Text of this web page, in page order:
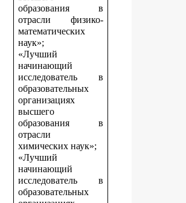
образования в
отрасли физико-
математических
наук»;
«Лучший
начинающий
исследователь в
образовательных
организациях
высшего
образования в
отрасли
химических наук»;
«Лучший
начинающий
исследователь в
образовательных